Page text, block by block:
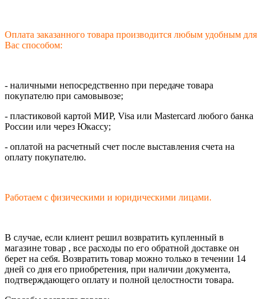
Оплата заказанного товара производится любым удобным для
Вас способом:
- наличными непосредственно при передаче товара
покупателю при самовывозе;
- пластиковой картой МИР, Visa или Mastercard любого банка
России или через Юкассу;
- оплатой на расчетный счет после выставления счета на
оплату покупателю.
Работаем с физическими и юридическими лицами.
В случае, если клиент решил возвратить купленный в
магазине товар , все расходы по его обратной доставке он
берет на себя. Возвратить товар можно только в течении 14
дней со дня его приобретения, при наличии документа,
подтверждающего оплату и полной целостности товара.